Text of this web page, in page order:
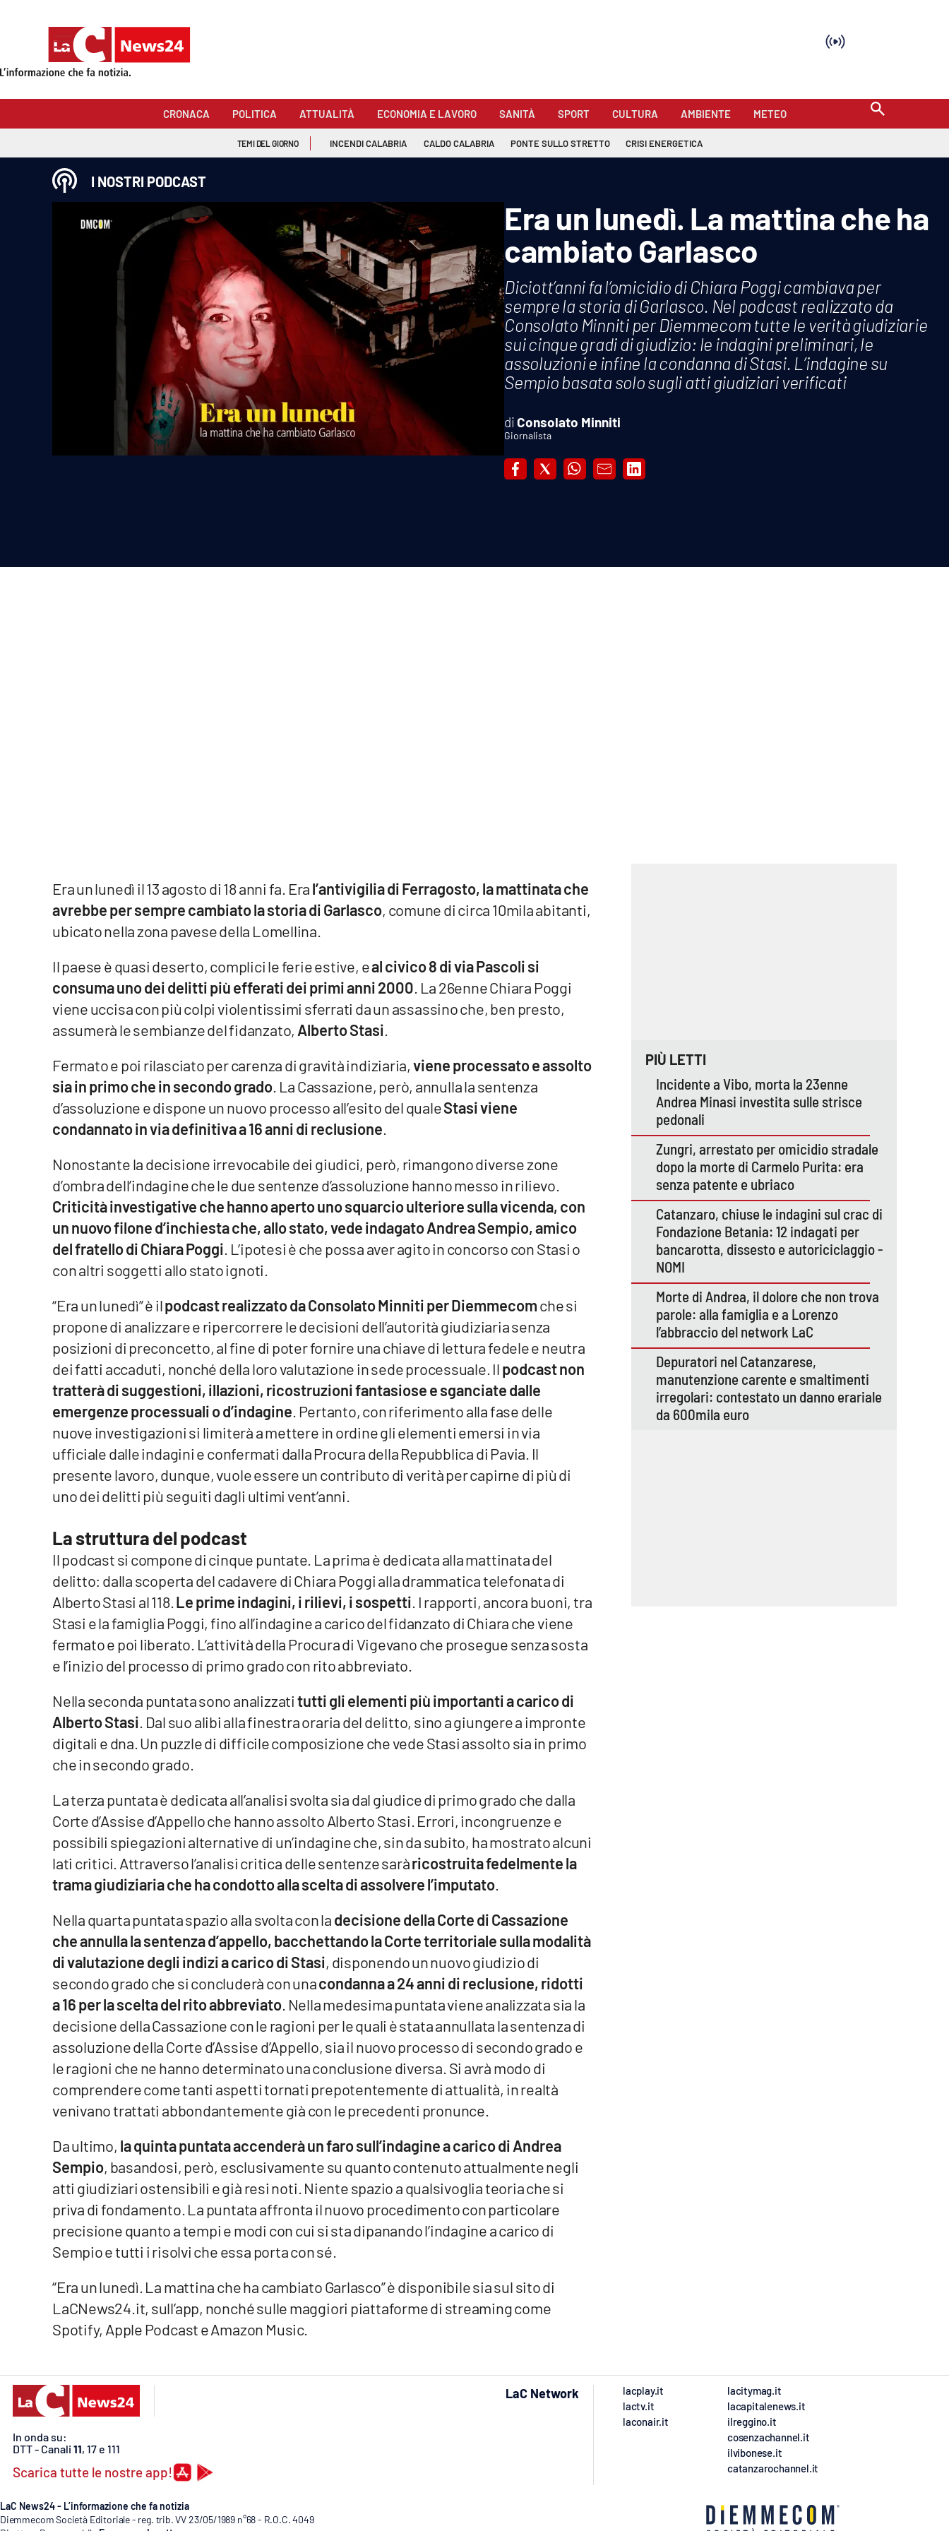
Sezioni
Attualità
Economia e lavoro
Cultura
Imprese Di Calabria
Le perfidie di Antonella Grippo
Venti di comunicazione
Streaming
Calabriavisione
Lacitymag.it
Lacapitalenews.it
Ilvibonese.it
Note legali
CRONACA POLITICA ATTUALITÀ ECONOMIA E LAVORO SANITÀ SPORT CULTURA AMBIENTE METEO
TEMI DEL GIORNO INCENDI CALABRIA CALDO CALABRIA PONTE SULLO STRETTO CRISI ENERGETICA
Era un lunedì. La mattina che ha
cambiato Garlasco
Diciott’anni fa l’omicidio di Chiara Poggi cambiava per
sempre la storia di Garlasco. Nel podcast realizzato da
Consolato Minniti per Diemmecom tutte le verità giudiziarie
sui cinque gradi di giudizio: le indagini preliminari, le
assoluzioni e infine la condanna di Stasi. L’indagine su
Sempio basata solo sugli atti giudiziari verificati
Consolato Minniti
Giornalista
I NOSTRI PODCAST
Era un lunedì il 13 agosto di 18 anni fa. Eral’antivigilia di Ferragosto, la mattinata che
avrebbe per sempre cambiato la storia di Garlasco, comune di circa 10mila abitanti,
ubicato nella zona pavese della Lomellina.
Il paese è quasi deserto, complici le ferie estive, eal civico 8 di via Pascoli si
consuma uno dei delitti più efferati dei primi anni 2000. La 26enne Chiara Poggi
viene uccisa con più colpi violentissimi sferrati da un assassino che, ben presto,
assumerà le sembianze del fidanzato, Alberto Stasi.
Fermato e poi rilasciato per carenza di gravità indiziaria,viene processato e assolto
sia in primo che in secondo grado. La Cassazione, però, annulla la sentenza
d’assoluzione e dispone un nuovo processo all’esito del qualeStasi viene
condannato in via definitiva a 16 anni di reclusione.
Nonostante la decisione irrevocabile dei giudici, però, rimangono diverse zone
d’ombra dell’indagine che le due sentenze d’assoluzione hanno messo in rilievo.
Criticità investigative che hanno aperto uno squarcio ulteriore sulla vicenda, con
un nuovo filone d’inchiesta che, allo stato, vede indagato Andrea Sempio, amico
del fratello di Chiara Poggi. L’ipotesi è che possa aver agito in concorso con Stasi o
con altri soggetti allo stato ignoti.
“Era un lunedì” è ilpodcast realizzato da Consolato Minniti per Diemmecomche si
propone di analizzare e ripercorrere le decisioni dell’autorità giudiziaria senza
posizioni di preconcetto, al fine di poter fornire una chiave di lettura fedele e neutra
dei fatti accaduti, nonché della loro valutazione in sede processuale. Ilpodcast non
tratterà di suggestioni, illazioni, ricostruzioni fantasiose e sganciate dalle
emergenze processuali o d’indagine. Pertanto, con riferimento alla fase delle
nuove investigazioni si limiterà a mettere in ordine gli elementi emersi in via
ufficiale dalle indagini e confermati dalla Procura della Repubblica di Pavia. Il
presente lavoro, dunque, vuole essere un contributo di verità per capirne di più di
uno dei delitti più seguiti dagli ultimi vent’anni.
La struttura del podcast
Il podcast si compone di cinque puntate. La prima è dedicata alla mattinata del
delitto: dalla scoperta del cadavere di Chiara Poggi alla drammatica telefonata di
Alberto Stasi al 118.Le prime indagini, i rilievi, i sospetti. I rapporti, ancora buoni, tra
Stasi e la famiglia Poggi, fino all’indagine a carico del fidanzato di Chiara che viene
fermato e poi liberato. L’attività della Procura di Vigevano che prosegue senza sosta
e l’inizio del processo di primo grado con rito abbreviato.
Nella seconda puntata sono analizzatitutti gli elementi più importanti a carico di
Alberto Stasi. Dal suo alibi alla finestra oraria del delitto, sino a giungere a impronte
digitali e dna. Un puzzle di difficile composizione che vede Stasi assolto sia in primo
che in secondo grado.
La terza puntata è dedicata all’analisi svolta sia dal giudice di primo grado che dalla
Corte d’Assise d’Appello che hanno assolto Alberto Stasi. Errori, incongruenze e
possibili spiegazioni alternative di un’indagine che, sin da subito, ha mostrato alcuni
lati critici. Attraverso l’analisi critica delle sentenze saràricostruita fedelmente la
trama giudiziaria che ha condotto alla scelta di assolvere l’imputato.
Nella quarta puntata spazio alla svolta con ladecisione della Corte di Cassazione
che annulla la sentenza d’appello, bacchettando la Corte territoriale sulla modalità
di valutazione degli indizi a carico di Stasi, disponendo un nuovo giudizio di
secondo grado che si concluderà con unacondanna a 24 anni di reclusione, ridotti
a 16 per la scelta del rito abbreviato. Nella medesima puntata viene analizzata sia la
decisione della Cassazione con le ragioni per le quali è stata annullata la sentenza di
assoluzione della Corte d’Assise d’Appello, sia il nuovo processo di secondo grado e
le ragioni che ne hanno determinato una conclusione diversa. Si avrà modo di
comprendere come tanti aspetti tornati prepotentemente di attualità, in realtà
venivano trattati abbondantemente già con le precedenti pronunce.
Da ultimo, la quinta puntata accenderà un faro sull’indagine a carico di Andrea
Sempio, basandosi, però, esclusivamente su quanto contenuto attualmente negli
atti giudiziari ostensibili e già resi noti. Niente spazio a qualsivoglia teoria che si
priva di fondamento. La puntata affronta il nuovo procedimento con particolare
precisione quanto a tempi e modi con cui si sta dipanando l’indagine a carico di
Sempio e tutti i risolvi che essa porta con sé.
“Era un lunedì. La mattina che ha cambiato Garlasco” è disponibile sia sul sito di
LaCNews24.it, sull’app, nonché sulle maggiori piattaforme di streaming come
Spotify, Apple Podcast e Amazon Music.
PIÙ LETTI
Incidente a Vibo, morta la 23enne
Andrea Minasi investita sulle strisce
pedonali
Zungri, arrestato per omicidio stradale
dopo la morte di Carmelo Purita: era
senza patente e ubriaco
Catanzaro, chiuse le indagini sul crac di
Fondazione Betania: 12 indagati per
bancarotta, dissesto e autoriciclaggio -
NOMI
Morte di Andrea, il dolore che non trova
parole: alla famiglia e a Lorenzo
l’abbraccio del network LaC
Depuratori nel Catanzarese,
manutenzione carente e smaltimenti
irregolari: contestato un danno erariale
da 600mila euro
In onda su:
DTT - Canali 11, 17 e 111
Scarica tutte le nostre app!
LaC Network
lacplay.it
lactv.it
laconair.it
lacitymag.it
lacapitalenews.it
ilreggino.it
cosenzachannel.it
ilvibonese.it
catanzarochannel.it
LaC News24 - L’informazione che fa notizia
Diemmecom Società Editoriale - reg. trib. VV 23/05/1989 n°68 - R.O.C. 4049